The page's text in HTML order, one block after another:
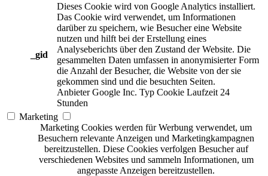
_gid
Dieses Cookie wird von Google Analytics installiert.
Das Cookie wird verwendet, um Informationen
darüber zu speichern, wie Besucher eine Website
nutzen und hilft bei der Erstellung eines
Analyseberichts über den Zustand der Website. Die
gesammelten Daten umfassen in anonymisierter Form
die Anzahl der Besucher, die Website von der sie
gekommen sind und die besuchten Seiten.
Anbieter Google Inc. Typ Cookie Laufzeit 24
Stunden
Marketing
Marketing Cookies werden für Werbung verwendet, um
Besuchern relevante Anzeigen und Marketingkampagnen
bereitzustellen. Diese Cookies verfolgen Besucher auf
verschiedenen Websites und sammeln Informationen, um
angepasste Anzeigen bereitzustellen.